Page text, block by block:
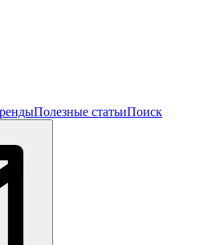
Полезные статьиПоиск